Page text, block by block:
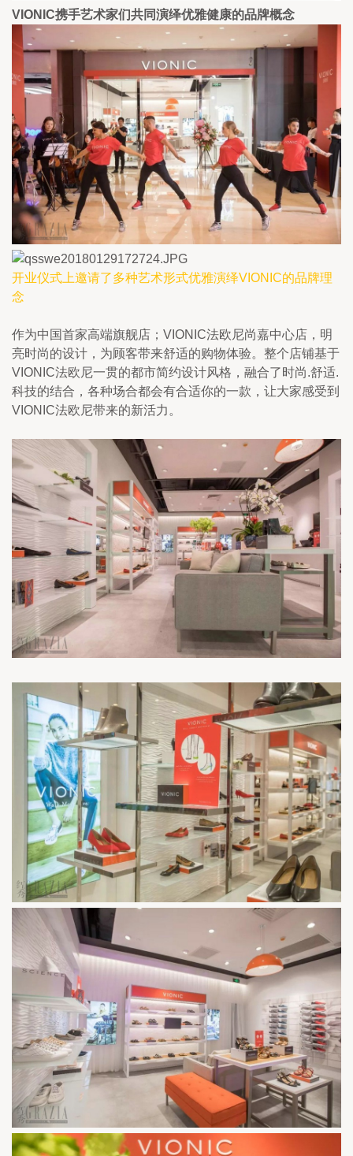
VIONIC携手艺术家们共同演绎优雅健康的品牌概念
开业仪式上邀请了多种艺术形式优雅演绎VIONIC的品牌理
念
作为中国首家高端旗舰店；VIONIC法欧尼尚嘉中心店，明
亮时尚的设计，为顾客带来舒适的购物体验。整个店铺基于
VIONIC法欧尼一贯的都市简约设计风格，融合了时尚.舒适.
科技的结合，各种场合都会有合适你的一款，让大家感受到
VIONIC法欧尼带来的新活力。